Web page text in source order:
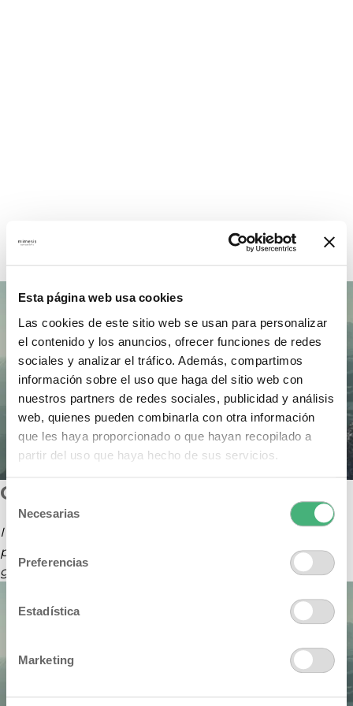
Esta página web usa cookies
Las cookies de este sitio web se usan para personalizar
el contenido y los anuncios, ofrecer funciones de redes
sociales y analizar el tráfico. Además, compartimos
información sobre el uso que haga del sitio web con
nuestros partners de redes sociales, publicidad y análisis
web, quienes pueden combinarla con otra información
que les haya proporcionado o que hayan recopilado a
partir del uso que haya hecho de sus servicios.
Selección
Necesarias
Preferencias
Estadística
Marketing
Our company history and facts
I should be incapable of drawing a single stroke at the
present moment; and yet I feel that I never was a
greater artist than now.